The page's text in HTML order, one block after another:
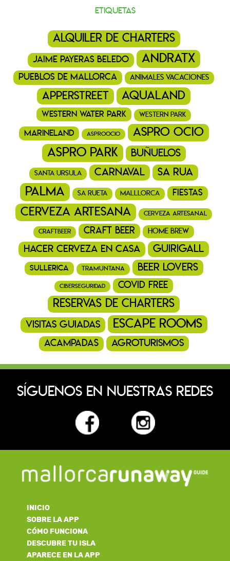
Etiquetas
alquiler de charters
jaime payeras beledo andratx
pueblos de mallorca animales vacaciones
ApperStreet aqualand
western water park western park
marineland asproocio aspro ocio
aspro park buñuelos
santa ursula Carnaval Sa Rua
Palma Sa Rueta Malllorca fiestas
cerveza artesana cerveza artesanal
craftbeer craft beer home brew
hacer cerveza en casa guirigall
sullerica tramuntana beer lovers
ciberseguridad covid free
reservas de charters
visitas guiadas escape rooms
acampadas agroturismos
SÍGUENOS EN NUESTRAS REDES
INICIO
SOBRE LA APP
CÓMO FUNCIONA
DESCUBRE TU ISLA
APARECE EN LA APP